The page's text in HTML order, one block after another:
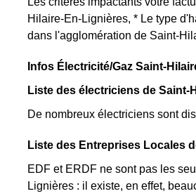
Hilaire-En-Lignières, * Le type
dans l'agglomération de Saint-
Infos Électricité/Gaz Saint-
Liste des électriciens de Saint-
De nombreux électriciens sont
Liste des Entreprises Locales
EDF et ERDF ne sont pas les
Lignières : il existe, en effet,